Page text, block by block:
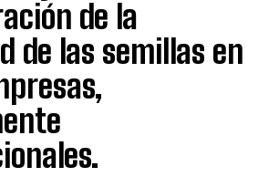
de la
de las semillas en